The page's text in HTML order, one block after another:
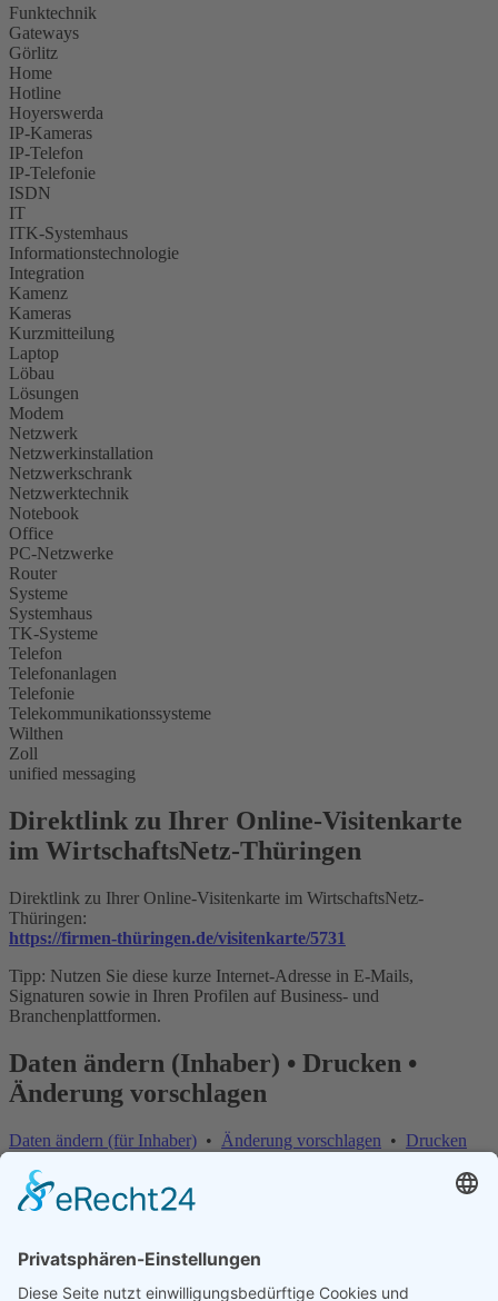
Funktechnik
Gateways
Görlitz
Home
Hotline
Hoyerswerda
IP-Kameras
IP-Telefon
IP-Telefonie
ISDN
IT
ITK-Systemhaus
Informationstechnologie
Integration
Kamenz
Kameras
Kurzmitteilung
Laptop
Löbau
Lösungen
Modem
Netzwerk
Netzwerkinstallation
Netzwerkschrank
Netzwerktechnik
Notebook
Office
PC-Netzwerke
Router
Systeme
Systemhaus
TK-Systeme
Telefon
Telefonanlagen
Telefonie
Telekommunikationssysteme
Wilthen
Zoll
unified messaging
Direktlink zu Ihrer Online-Visitenkarte
im WirtschaftsNetz-Thüringen
Direktlink zu Ihrer Online-Visitenkarte im WirtschaftsNetz-
Thüringen:
https://firmen-thüringen.de/visitenkarte/5731
Tipp: Nutzen Sie diese kurze Internet-Adresse in E-Mails,
Signaturen sowie in Ihren Profilen auf Business- und
Branchenplattformen.
Daten ändern (Inhaber) • Drucken •
Änderung vorschlagen
Daten ändern (für Inhaber) • Änderung vorschlagen • Drucken
Änderung vorschlagen | Fehler melden
Bitte teilen Sie uns mit, welche Informationen fehlerhaft oder
veraltet sind: